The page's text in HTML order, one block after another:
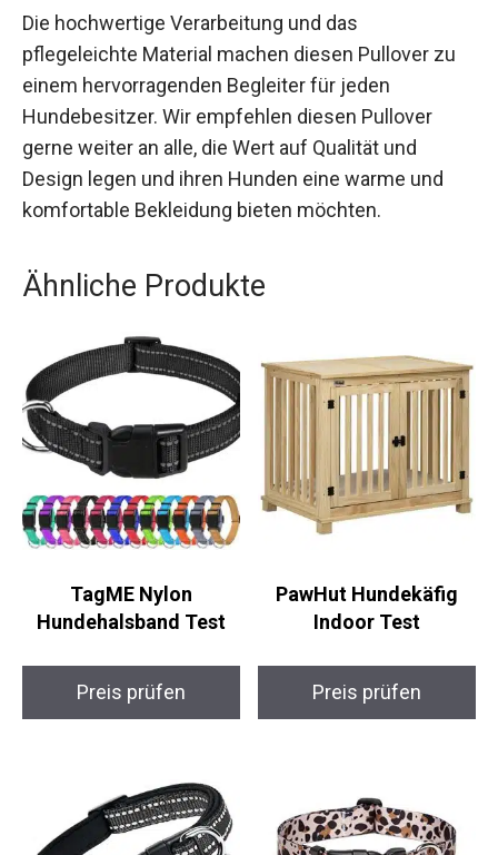
Die hochwertige Verarbeitung und das
pflegeleichte Material machen diesen Pullover zu
einem hervorragenden Begleiter für jeden
Hundebesitzer. Wir empfehlen diesen Pullover
gerne weiter an alle, die Wert auf Qualität und
Design legen und ihren Hunden eine warme und
komfortable Bekleidung bieten möchten.
Ähnliche Produkte
TagME Nylon
Hundehalsband Test
Preis prüfen
PawHut Hundekäfig
Indoor Test
Preis prüfen